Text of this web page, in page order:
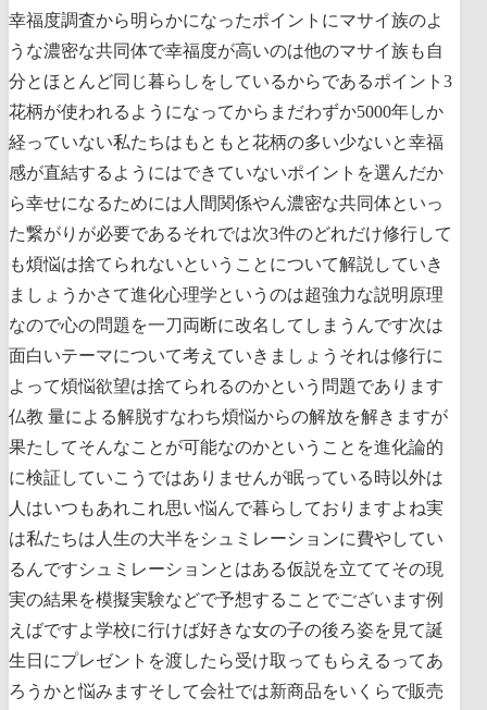
幸福度調査から明らかになったポイントにマサイ族のよ
うな濃密な共同体で幸福度が高いのは他のマサイ族も自
分とほとんど同じ暮らしをしているからであるポイント3
花柄が使われるようになってからまだわずか5000年しか
経っていない私たちはもともと花柄の多い少ないと幸福
感が直結するようにはできていないポイントを選んだか
ら幸せになるためには人間関係やん濃密な共同体といっ
た繋がりが必要であるそれでは次3件のどれだけ修行して
も煩悩は捨てられないということについて解説していき
ましょうかさて進化心理学というのは超強力な説明原理
なので心の問題を一刀両断に改名してしまうんです次は
面白いテーマについて考えていきましょうそれは修行に
よって煩悩欲望は捨てられるのかという問題であります
仏教 量による解脱すなわち煩悩からの解放を解きますが
果たしてそんなことが可能なのかということを進化論的
に検証していこうではありませんが眠っている時以外は
人はいつもあれこれ思い悩んで暮らしておりますよね実
は私たちは人生の大半をシュミレーションに費やしてい
るんですシュミレーションとはある仮説を立ててその現
実の結果を模擬実験などで予想することでございます例
えばですよ学校に行けば好きな女の子の後ろ姿を見て誕
生日にプレゼントを渡したら受け取ってもらえるってあ
ろうかと悩みますそして会社では新商品をいくらで販売